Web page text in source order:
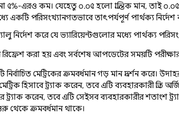
৫%-এরও কম। যেহেতু ০.০৫ হলো প্রান্তিক মান, তাই
একটি পরিসংখ্যানগতভাবে তাৎপর্যপূর্ণ পার্থক্য নির্দেশ
নির্দেশ করে যে ভ্যারিয়েন্টগুলোর মধ্যে পার্থক্য
করা হয় এবং সর্বশেষ আপডেটের সময়টি পরীক্ষার
মেট্রিকের ক্রমবর্ধমান গড় মান প্রদর্শন করে।
হিসাবে ট্র্যাক করেন, তবে এটি ব্যবহারকারী প্রতি
ট্র্যাক করেন, তবে এটি সেইসব ব্যবহারকারীর শতাংশ
থেকে ক্রমবর্ধমান থাকে।